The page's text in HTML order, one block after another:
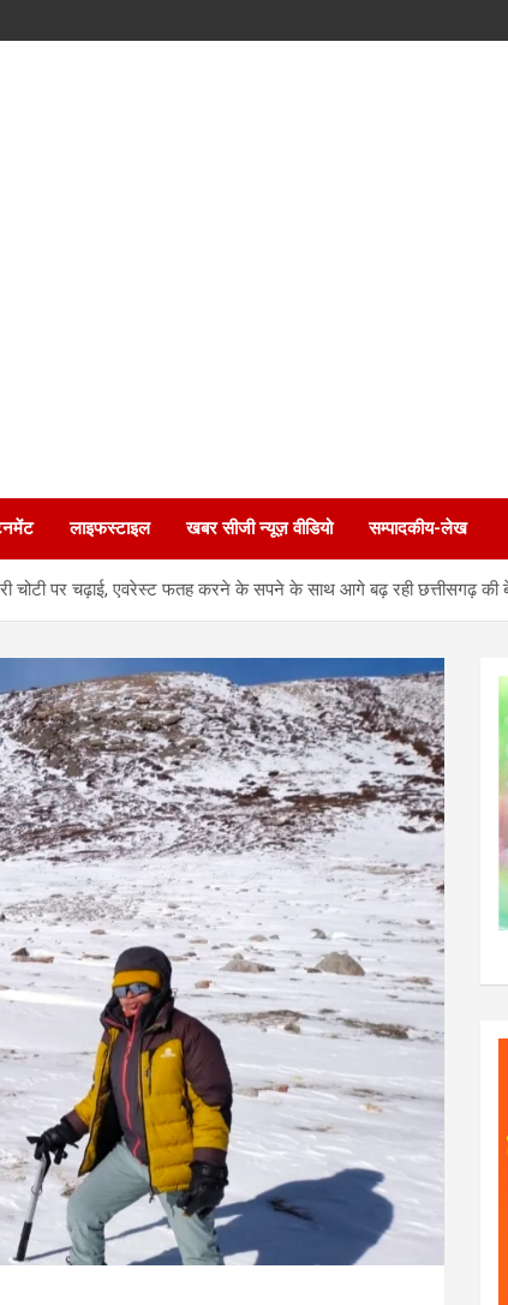
लाइफस्टाइल खबर सीजी न्यूज़ वीडियो सम्पादकीय-लेख
चोटी पर चढ़ाई, एवरेस्ट फतह करने के सपने के साथ आगे बढ़ रही छत्तीसगढ़ की